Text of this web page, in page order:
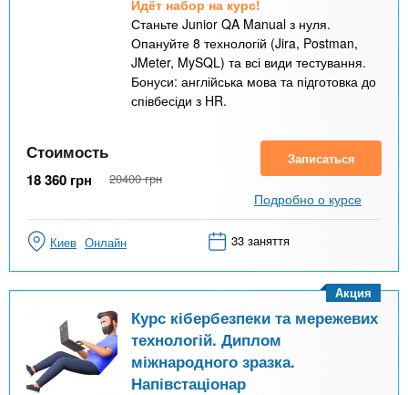
Идёт набор на курс!
Станьте Junior QA Manual з нуля.
Опануйте 8 технологій (Jira, Postman,
JMeter, MySQL) та всі види тестування.
Бонуси: англійська мова та підготовка до
співбесіди з HR.
Стоимость
18 360 грн 20400 грн
Записаться
Подробно о курсе
Киев Онлайн 33 заняття
Курс кібербезпеки та мережевих
технологій. Диплом
міжнародного зразка.
Напівстаціонар
Акция